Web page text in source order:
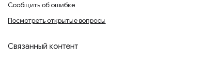
Сообщить об ошибке
Посмотреть открытые вопросы
Связанный контент